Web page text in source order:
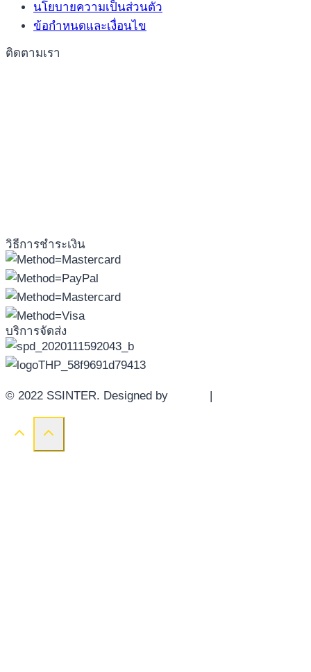
นโยบายความเป็นส่วนตัว
ข้อกำหนดและเงื่อนไข
ติดตามเรา
วิธีการชำระเงิน
บริการจัดส่ง
© 2022 SSINTER. Designed by